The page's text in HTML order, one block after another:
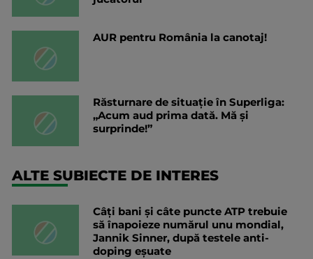
AUR pentru România la canotaj!
Răsturnare de situație în Superliga:
„Acum aud prima dată. Mă și
surprinde!”
ALTE SUBIECTE DE INTERES
Câți bani și câte puncte ATP trebuie
să înapoieze numărul unu mondial,
Jannik Sinner, după testele anti-
doping eșuate